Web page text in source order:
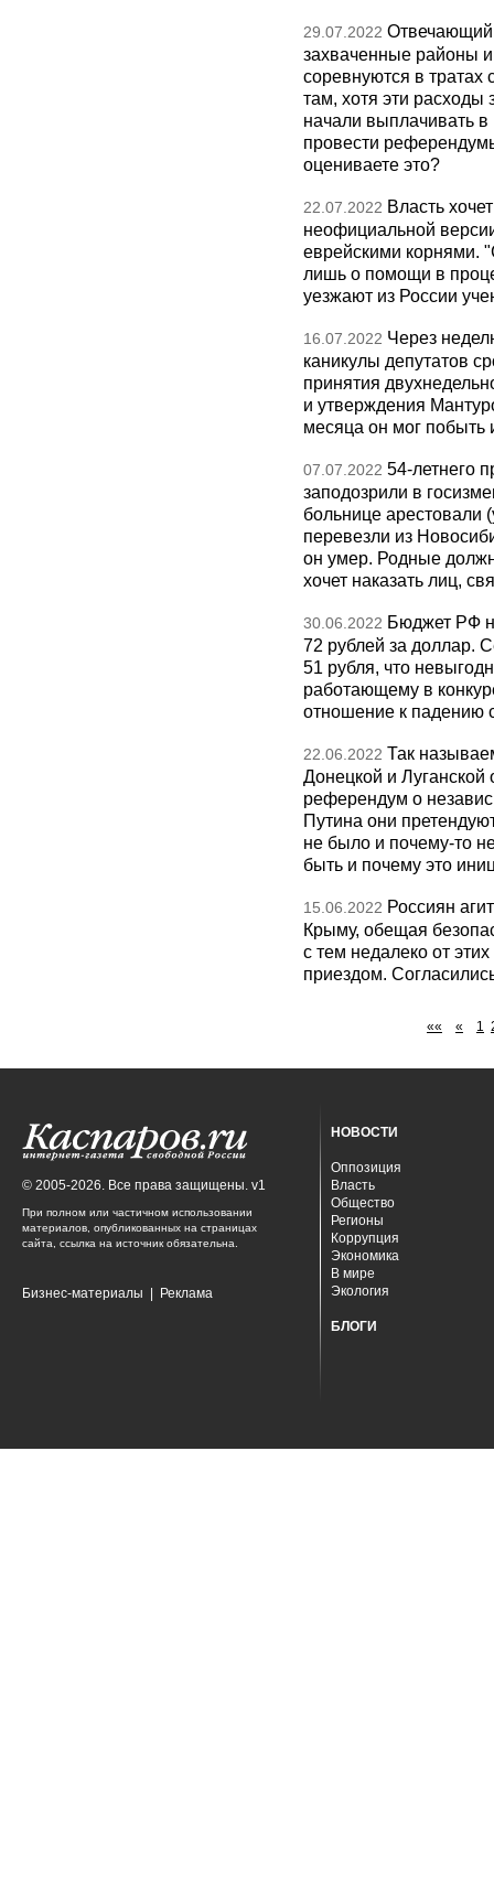
29.07.2022 Отвечающий
захваченные районы
соревнуются в тратах
там, хотя эти
начали выплачивать
провести
оцениваете это?
22.07.2022 Власть
неофициальной
еврейскими корнями.
лишь о помощи в
уезжают из России
16.07.2022 Через
каникулы депутатов
принятия
и утверждения
месяца он мог побыть
07.07.2022 54-летнего
заподозрили в
больнице арестовали
перевезли из
он умер. Родные
хочет наказать лиц,
30.06.2022 Бюджет РФ
72 рублей за доллар.
51 рубля, что
работающему в
отношение к падению
22.06.2022 Так
Донецкой и Луганской
референдум о
Путина они
не было и почему-то
быть и почему это
15.06.2022 Россиян
Крыму, обещая
с тем недалеко от
приездом.
«« « 1
© 2005-2026. Все права защищены. v1
При полном или частичном использовании
материалов, опубликованных на страницах
сайта, ссылка на источник обязательна.
Бизнес-материалы Реклама
НОВОСТИ
Оппозиция
Власть
Общество
Регионы
Коррупция
Экономика
В мире
Экология
БЛОГИ